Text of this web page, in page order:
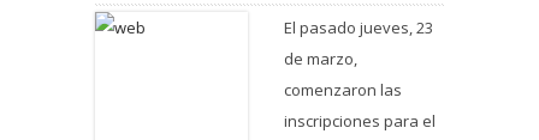
El pasado jueves, 23
de marzo,
comenzaron las
inscripciones para el